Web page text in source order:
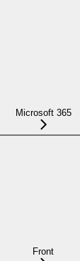
Microsoft 365
Front